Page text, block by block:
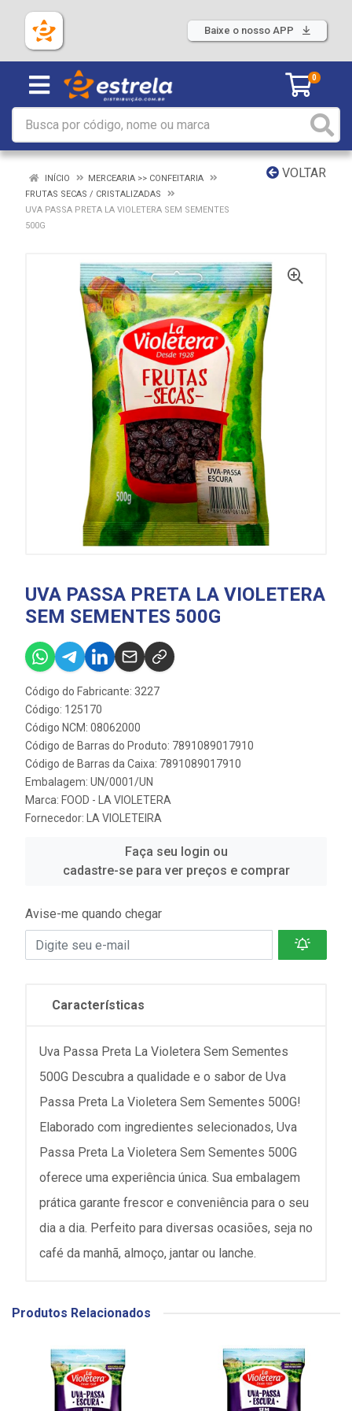
Baixe o nosso APP
0
VOLTAR
INÍCIO
MERCEARIA >> CONFEITARIA
FRUTAS SECAS / CRISTALIZADAS
UVA PASSA PRETA LA VIOLETERA SEM SEMENTES
500G
UVA PASSA PRETA LA VIOLETERA
SEM SEMENTES 500G
Código do Fabricante: 3227
Código: 125170
Código NCM: 08062000
Código de Barras do Produto: 7891089017910
Código de Barras da Caixa: 7891089017910
Embalagem: UN/0001/UN
Marca: FOOD - LA VIOLETERA
Fornecedor:
LA VIOLETEIRA
Faça seu login ou
cadastre-se para ver preços e comprar
Avise-me quando chegar
Características
Uva Passa Preta La Violetera Sem Sementes
500G Descubra a qualidade e o sabor de Uva
Passa Preta La Violetera Sem Sementes 500G!
Elaborado com ingredientes selecionados, Uva
Passa Preta La Violetera Sem Sementes 500G
oferece uma experiência única. Sua embalagem
prática garante frescor e conveniência para o seu
dia a dia. Perfeito para diversas ocasiões, seja no
café da manhã, almoço, jantar ou lanche.
Produtos Relacionados